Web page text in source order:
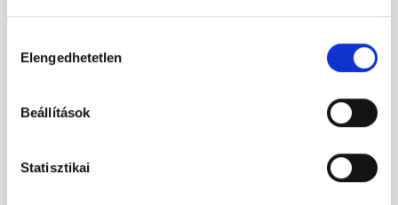
szabályzat:https://foglaljorvost.hu/info/foglaljorvost-
kiválasztása
Elengedhetetlen
Beállítások
Statisztikai
SZAKTERÜLETEK
Szolgáltatások